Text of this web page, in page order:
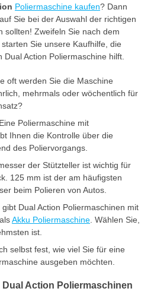
Poliermaschine kaufen? Dann
Sie bei der Auswahl der richtigen
sollten! Zweifeln Sie nach dem
Sie unsere Kaufhilfe, die
Action Poliermaschine hilft.
oft werden Sie die Maschine
mehrmals oder wöchentlich für
Eine Poliermaschine mit
Ihnen die Kontrolle über die
des Poliervorgangs.
der Stützteller ist wichtig für
125 mm ist der am häufigsten
beim Polieren von Autos.
gibt Dual Action Poliermaschinen mit
Akku Poliermaschine . Wählen Sie,
ist.
selbst fest, wie viel Sie für eine
ausgeben möchten.
Dual Action Poliermaschinen